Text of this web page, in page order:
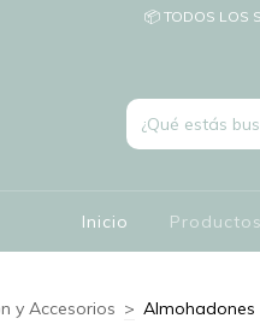
📦 TODOS LOS
Inicio Productos
y Accesorios > Almohadones